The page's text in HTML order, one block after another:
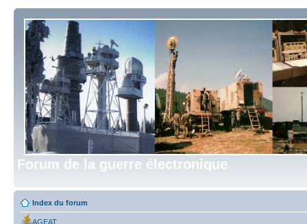
Forum de la guerre électronique
Index du forum
AGEAT